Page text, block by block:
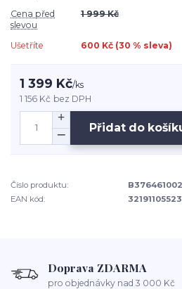
Cena před
slevou
1 999 Kč
Ušetříte 600 Kč (30 % sleva)
1 399 Kč/ks
1 156 Kč bez DPH
Přidat do
Číslo produktu:
B376461002
EAN kód:
Doprava ZDARMA
pro objednávky nad 3 000 Kč